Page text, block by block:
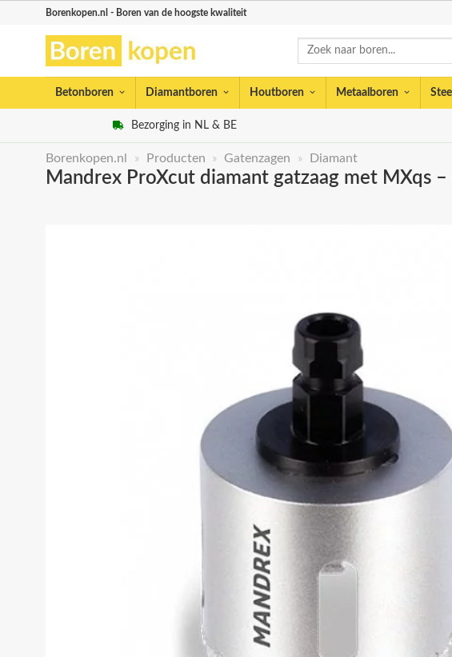
Borenkopen.nl - Boren van de hoogste kwaliteit
Zoeken
Betonboren Diamantboren Houtboren Metaalboren
Bezorging in NL & BE
Borenkopen.nl » Producten » Gatenzagen » Diamant
Mandrex ProXcut diamant gatzaag met MXqs –